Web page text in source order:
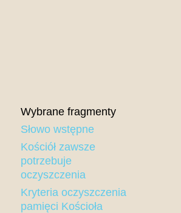
Wybrane fragmenty
Słowo wstępne
Kościół zawsze
potrzebuje
oczyszczenia
Kryteria oczyszczenia
pamięci Kościoła